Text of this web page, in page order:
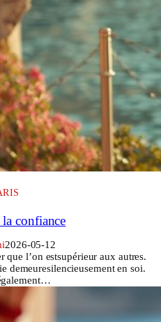
confiance
2026-05-12
que l’on estsupérieur aux autres.
demeuresilencieusement en soi.